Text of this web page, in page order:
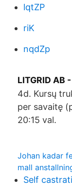
lqtZP
riK
nqdZp
LITGRID AB
4d. Kursų
per savaitę
20:15 val.
Johan kadar
mall
Self